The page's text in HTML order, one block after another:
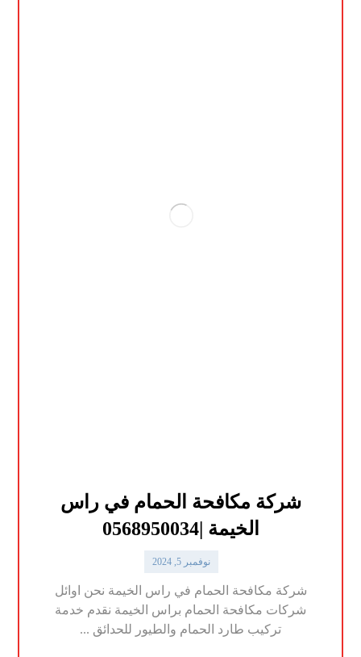
شركة مكافحة الحمام في راس
الخيمة |0568950034
نوفمبر 5, 2024
شركة مكافحة الحمام في راس الخيمة نحن اوائل
شركات مكافحة الحمام براس الخيمة نقدم خدمة
تركيب طارد الحمام والطيور للحدائق ...